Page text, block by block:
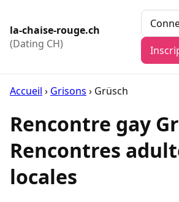
la-chaise-rouge.ch
(Dating CH)
Accueil › Grisons › Grüsch
Rencontre gay
Rencontres
locales